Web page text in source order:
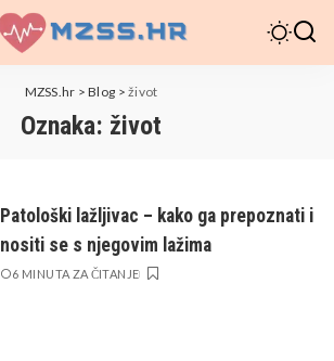
MZSS.hr >Blog >život
Oznaka: život
Patološki lažljivac – kako ga prepoznati i
nositi se s njegovim lažima
6 MINUTA ZA ČITANJE